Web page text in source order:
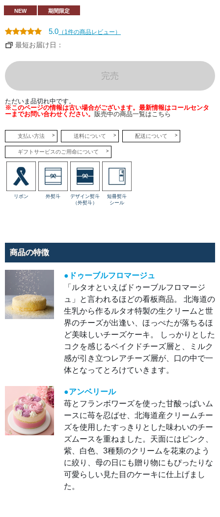
ー
キ。
かり
とし
たコ
クを
るベ
イク
と、
ミル
ク感
が引
き立
アチ
ーズ
層
が、
口の
中で
一体
とな
って
とろ
けて
いき
リー
ル
苺と
フラ
ワー
ズを
使っ
た甘
酸っ
ぱい
ムー
スに
すっ
きり
とし
た味
わい
のチ
ーズ
NEW 期間限定
5.0 （1件の商品レビュー）
最短お届け日：
完売
ただいま品切れ中です。
※このページの情報は古い場合がございます。最新情報はコールセンタ
ーまでお問い合わせください。 販売中の商品一覧はこちら
支払い方法 送料について 配送について
ギフトサービスのご用命について
リボン 外熨斗
デザイン熨斗
（外熨斗）
短冊熨斗
シール
商品の特徴
●ドゥーブルフロマージュ
「ルタオといえばドゥーブルフロマージ
ュ」と言われるほどの看板商品。 北海道の
生乳から作るルタオ特製の生クリームと世
界のチーズが出逢い、ほっぺたが落ちるほ
ど美味しいチーズケーキ。 しっかりとした
コクを感じるベイクドチーズ層と、ミルク
感が引き立つレアチーズ層が、口の中で一
体となってとろけていきます。
●アンベリール
苺とフランボワーズを使った甘酸っぱいム
ースに苺を忍ばせ、北海道産クリームチー
ズを使用したすっきりとした味わいのチー
ズムースを重ねました。天面にはピンク、
紫、白色、3種類のクリームを花束のよう
に絞り、母の日にも贈り物にもぴったりな
可愛らしい見た目のケーキに仕上げまし
た。